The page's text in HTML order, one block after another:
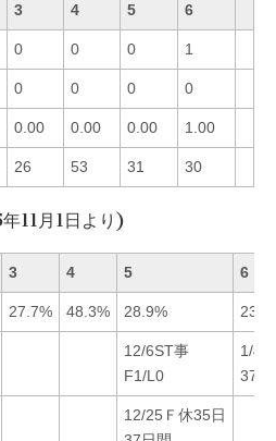
3 4 5 6
0 0 0 1
0 0 0 0
0.00 0.00 0.00 1.00
26 53 31 30
11月1日より)
3 4 5 6
27.7% 48.3% 28.9%
12/6ST事
F1/L0
1/4
37日
12/25Ｆ休35日